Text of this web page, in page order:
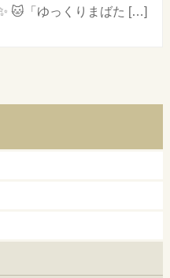
🐱「ゆっくりまばた […]